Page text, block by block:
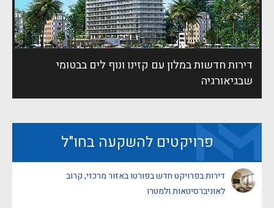
דירות חדשות במלון עם קזינו ונוף לים בבטומי
שבגיאורגיה
פרויקטים להשקעה בחו"ל
דירות בפרויקט חדש בפורטו באזור מרכזי, קרוב
לאוניברסיטאות ולמטרו